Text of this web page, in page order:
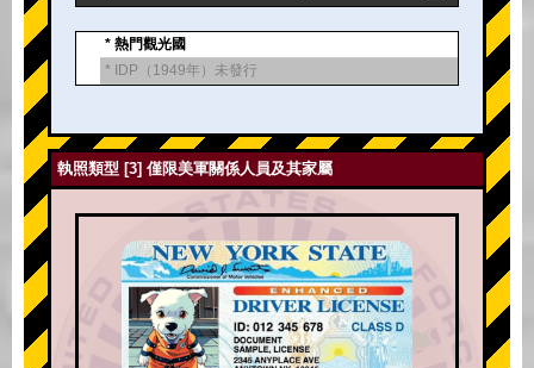
* 熱門觀光國
* IDP（1949年）未發行
執照類型 [3] 僅限美軍關係人員及其家屬